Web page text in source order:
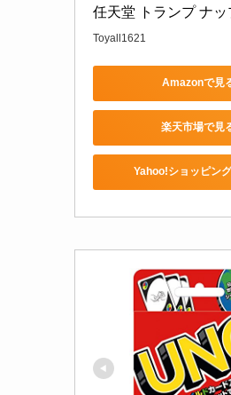
任天堂 トランプ ナッ
Toyall1621
Amazonで見
楽天市場で見
Yahoo!ショッピン